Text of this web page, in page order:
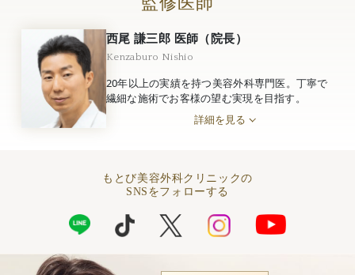
西尾 謙三郎 医師（院長）
Kenzaburo Nishio
20年以上の実績を持つ美容外科専門医。丁寧で
繊細な施術でお客様の望む実現を目指す。
詳細を見る
もとび美容外科クリニックの
SNSをフォローする